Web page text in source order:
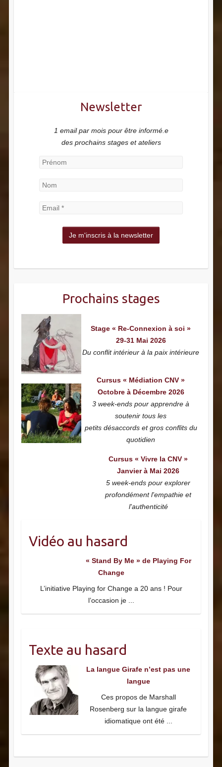
Newsletter
1 email par mois pour être informé.e
des prochains stages et ateliers
Prochains stages
Stage « Re-Connexion à soi »
29-31 Mai 2026
Du conflit intérieur à la paix intérieure
Cursus « Médiation CNV »
Octobre à Décembre 2026
3 week-ends pour apprendre à
soutenir tous les
petits désaccords et gros conflits du
quotidien
Cursus « Vivre la CNV »
Janvier à Mai 2026
5 week-ends pour explorer
profondément l'empathie et
l'authenticité
Vidéo au hasard
« Stand By Me » de Playing For
Change
L’initiative Playing for Change a 20 ans ! Pour
l’occasion je
Texte au hasard
La langue Girafe n’est pas une
langue
Ces propos de Marshall
Rosenberg sur la langue girafe
idiomatique ont été